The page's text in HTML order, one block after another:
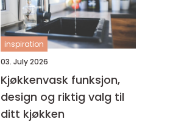
inspiration
03. July 2026
Kjøkkenvask funksjon,
design og riktig valg til
ditt kjøkken